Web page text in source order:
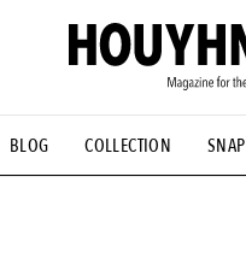
BLOG COLLECTION SNAP
#古着サミット #NEW VINTAGE
IT #AH.H #ととけん